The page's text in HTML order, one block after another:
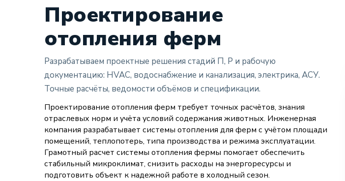
Проектирование
отопления ферм
Разрабатываем проектные решения стадий П, Р и рабочую
документацию: HVAC, водоснабжение и канализация, электрика, АСУ.
Точные расчёты, ведомости объёмов и спецификации.
Проектирование отопления ферм требует точных расчётов, знания
отраслевых норм и учёта условий содержания животных. Инженерная
компания разрабатывает системы отопления для ферм с учётом площади
помещений, теплопотерь, типа производства и режима эксплуатации.
Грамотный расчет системы отопления фермы помогает обеспечить
стабильный микроклимат, снизить расходы на энергоресурсы и
подготовить объект к надежной работе в холодный сезон.